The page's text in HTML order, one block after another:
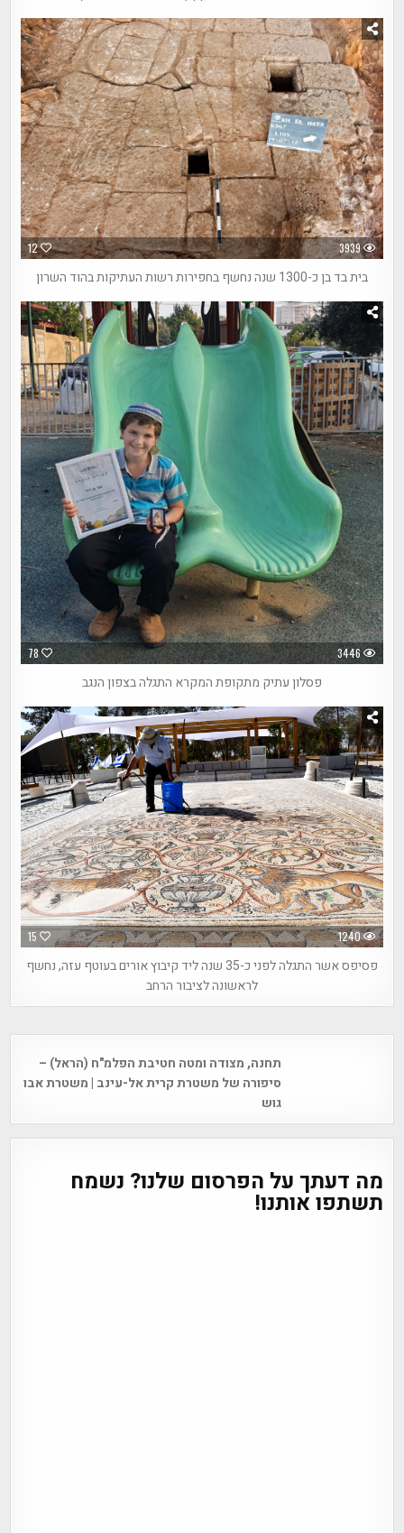
12 3939
בית בד בן כ-1300 שנה נחשף בחפירות רשות העתיקות בהוד השרון
78 3446
פסלון עתיק מתקופת המקרא התגלה בצפון הנגב
15 1240
פסיפס אשר התגלה לפני כ-35 שנה ליד קיבוץ אורים בעוטף עזה, נחשף
לראשונה לציבור הרחב
navigationתחנה, מצודה ומטה חטיבת הפלמ"ח (הראל) –
סיפורה של משטרת קרית אל-עינב | משטרת אבו
גוש
מה דעתך על הפרסום שלנו? נשמח
תשתפו אותנו!